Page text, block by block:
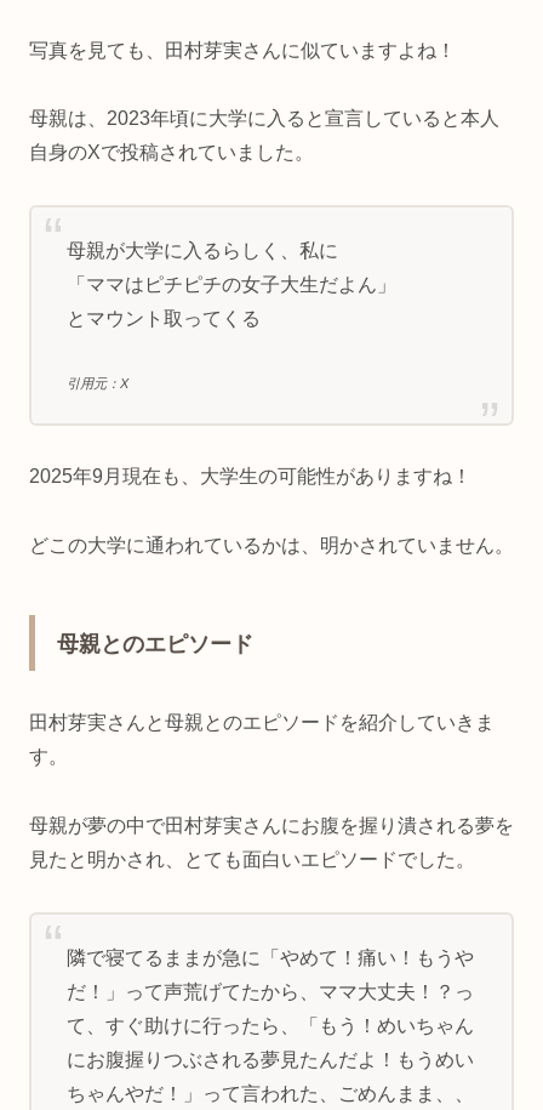
写真を見ても、田村芽実さんに似ていますよね！
母親は、2023年頃に大学に入ると宣言していると本人
自身のXで投稿されていました。
母親が大学に入るらしく、私に
「ママはピチピチの女子大生だよん」
とマウント取ってくる
引用元：X
2025年9月現在も、大学生の可能性がありますね！
どこの大学に通われているかは、明かされていません。
母親とのエピソード
田村芽実さんと母親とのエピソードを紹介していきま
す。
母親が夢の中で田村芽実さんにお腹を握り潰される夢を
見たと明かされ、とても面白いエピソードでした。
隣で寝てるままが急に「やめて！痛い！もうや
だ！」って声荒げてたから、ママ大丈夫！？っ
て、すぐ助けに行ったら、「もう！めいちゃん
にお腹握りつぶされる夢見たんだよ！もうめい
ちゃんやだ！」って言われた、ごめんまま、、